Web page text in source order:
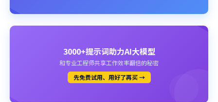
3000+提示词助力AI大模型
和专业工程师共享工作效率翻倍的秘密
先免费试用、用好了再买 →